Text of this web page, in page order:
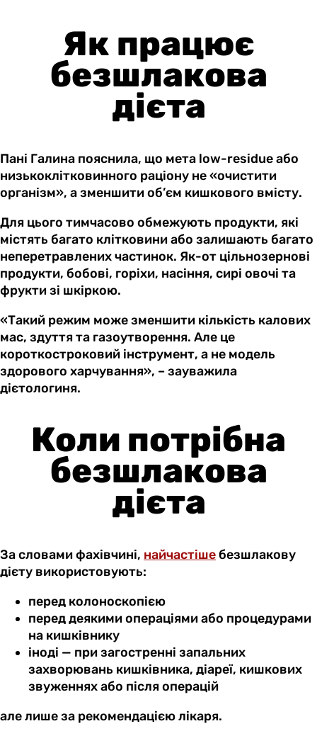
Як працює
безшлакова
дієта
Пані Галина пояснила, що мета low-residue або
низькоклітковинного раціону не «очистити
організм», а зменшити об’єм кишкового вмісту.
Для цього тимчасово обмежують продукти, які
містять багато клітковини або залишають багато
неперетравлених частинок. Як-от цільнозернові
продукти, бобові, горіхи, насіння, сирі овочі та
фрукти зі шкіркою.
«Такий режим може зменшити кількість калових
мас, здуття та газоутворення. Але це
короткостроковий інструмент, а не модель
здорового харчування», – зауважила
дієтологиня.
Коли потрібна
безшлакова
дієта
За словами фахівчині, найчастіше безшлакову
дієту використовують:
перед колоноскопією
перед деякими операціями або процедурами
на кишківнику
іноді — при загостренні запальних
захворювань кишківника, діареї, кишкових
звуженнях або після операцій
але лише за рекомендацією лікаря.